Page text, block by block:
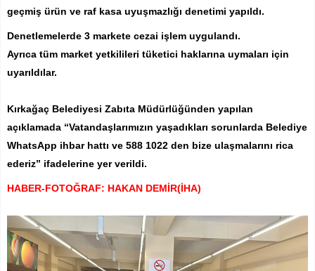
geçmiş ürün ve raf kasa uyuşmazlığı denetimi yapıldı.
Denetlemelerde 3 markete cezai işlem uygulandı.
Ayrıca tüm market yetkilileri tüketici haklarına uymaları için
uyarıldılar.
Kırkağaç Belediyesi Zabıta Müdürlüğünden yapılan
açıklamada “Vatandaşlarımızın yaşadıkları sorunlarda Belediye
WhatsApp ihbar hattı ve 588 1022 den bize ulaşmalarını rica
ederiz” ifadelerine yer verildi.
HABER-FOTOĞRAF: HAKAN DEMİR(İHA)